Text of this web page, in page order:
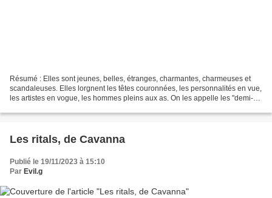
Résumé : Elles sont jeunes, belles, étranges, charmantes, charmeuses et
scandaleuses. Elles lorgnent les têtes couronnées, les personnalités en vue,
les artistes en vogue, les hommes pleins aux as. On les appelle les "demi-
Les ritals, de Cavanna
Publié le 19/11/2023 à 15:10
Par Evil.g